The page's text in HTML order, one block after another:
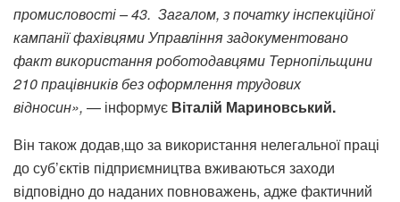
промисловості – 43. Загалом, з початку інспекційної
кампанії фахівцями Управління задокументовано
факт використання роботодавцями Тернопільщини
210 працівників без оформлення трудових
відносин», — інформує Віталій Мариновський.
Він також додав,що за використання нелегальної праці
до суб’єктів підприємництва вживаються заходи
відповідно до наданих повноважень, адже фактичний